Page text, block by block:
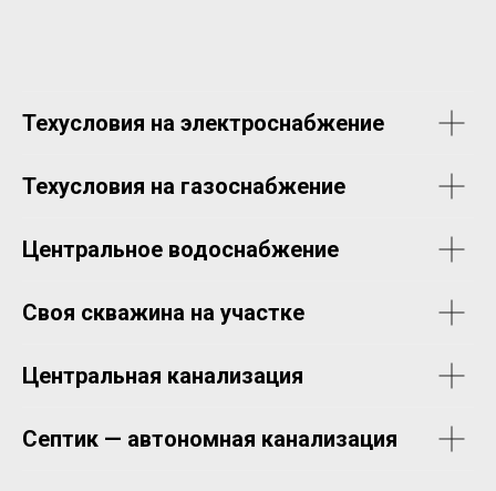
Техусловия на электроснабжение
Техусловия на газоснабжение
Центральное водоснабжение
Своя скважина на участке
Центральная канализация
Септик — автономная канализация